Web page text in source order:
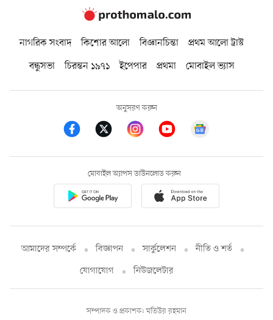
নাগরিক সংবাদ কিশোর আলো বিজ্ঞানচিন্তা
প্রথম আলো ট্রাস্ট
বন্ধুসভা
চিরন্তন ১৯৭১ ইপেপার প্রথমা মোবাইল ভ্যাস
অনুসরণ করুন
মোবাইল অ্যাপস ডাউনলোড করুন
আমাদের সম্পর্কে বিজ্ঞাপন সার্কুলেশন
নীতি ও শর্ত
যোগাযোগ
নিউজলেটার
সম্পাদক ও প্রকাশক: মতিউর রহমান